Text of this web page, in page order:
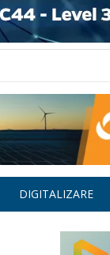
DIGITALIZARE